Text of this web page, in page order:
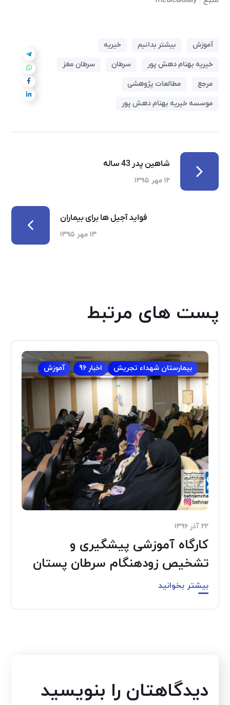
آموزش بیشتر بدانیم
خیریه
خیریه بهنام دهش پور
سرطان
سرطان مغز
مرجع
مطالعات پژوهشی
موسسه خیریه بهنام دهش پور
شاهین پدر 43 ساله
۱۲ مهر ۱۳۹۵
فواید آجیل ها برای بیماران
۱۳ مهر ۱۳۹۵
پست های مرتبط
آموزش اخبار 96 بیمارستان شهداء تجریش
۲۲ آذر ۱۳۹۶
کارگاه آموزشی پیشگیری و
تشخیص زودهنگام سرطان پستان
بیشتر بخوانید
دیدگاهتان را بنویسید